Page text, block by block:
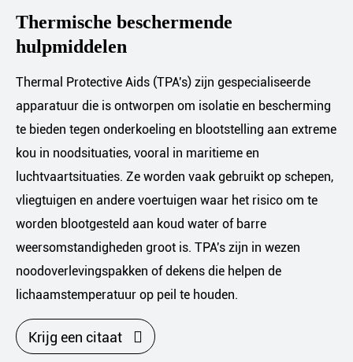
Thermische beschermende
hulpmiddelen
Thermal Protective Aids (TPA's) zijn gespecialiseerde
apparatuur die is ontworpen om isolatie en bescherming
te bieden tegen onderkoeling en blootstelling aan extreme
kou in noodsituaties, vooral in maritieme en
luchtvaartsituaties. Ze worden vaak gebruikt op schepen,
vliegtuigen en andere voertuigen waar het risico om te
worden blootgesteld aan koud water of barre
weersomstandigheden groot is. TPA's zijn in wezen
noodoverlevingspakken of dekens die helpen de
lichaamstemperatuur op peil te houden.
Krijg een citaat 